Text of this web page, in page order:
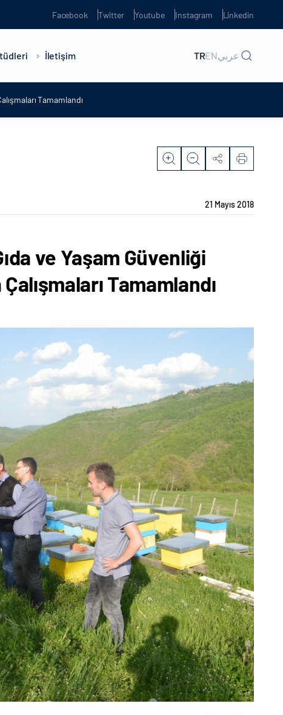
Facebook Twitter Youtube Instagram Linkedin
İletişim TRENعربي
Tamamlandı
21 Mayıs 2018
ve Yaşam Güvenliği
Tamamlandı